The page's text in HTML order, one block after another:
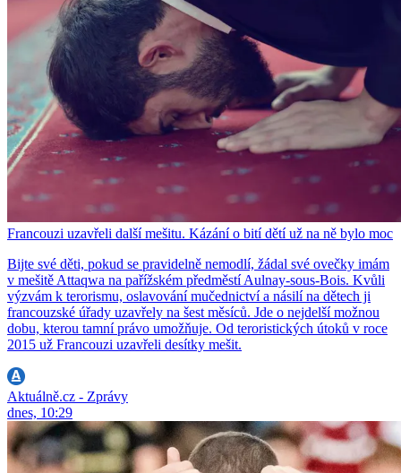
Francouzi uzavřeli další mešitu. Kázání o bití dětí už na ně bylo moc
Bijte své děti, pokud se pravidelně nemodlí, žádal své ovečky imám
v mešitě Attaqwa na pařížském předměstí Aulnay-sous-Bois. Kvůli
výzvám k terorismu, oslavování mučednictví a násilí na dětech ji
francouzské úřady uzavřely na šest měsíců. Jde o nejdelší možnou
dobu, kterou tamní právo umožňuje. Od teroristických útoků v roce
2015 už Francouzi uzavřeli desítky mešit.
Aktuálně.cz - Zprávy
dnes, 10:29